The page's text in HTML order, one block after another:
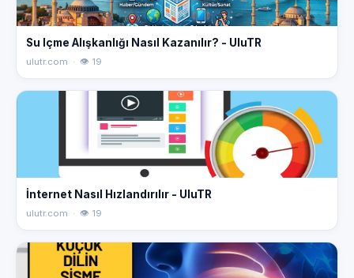
Su Içme Alışkanlığı Nasıl Kazanılır? - UluTR
ulutr.com · 👁 19
İnternet Nasıl Hızlandırılır - UluTR
ulutr.com · 👁 19